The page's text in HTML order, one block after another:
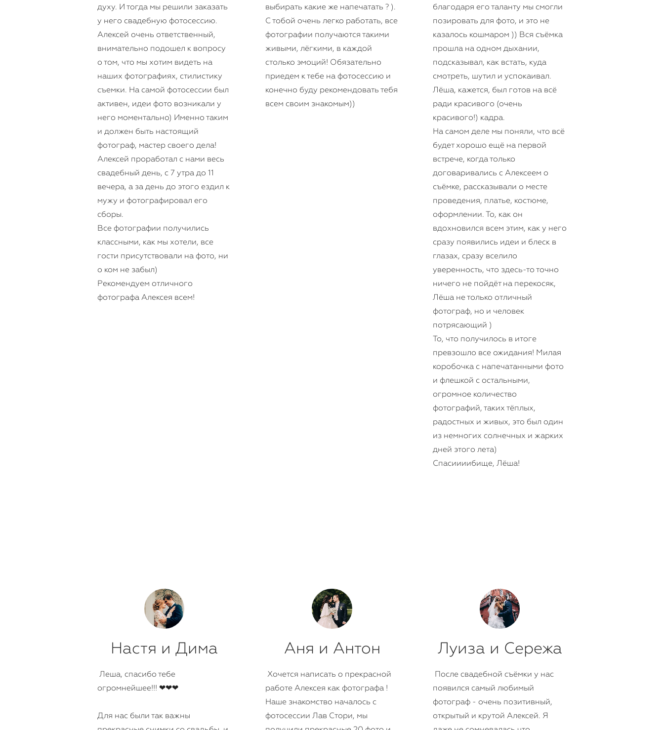
духу. И тогда мы решили заказать
у него свадебную фотосессию.
Алексей очень ответственный,
внимательно подошел к вопросу
о том, что мы хотим видеть на
наших фотографиях, стилистику
съемки. На самой фотосессии был
активен, идеи фото возникали у
него моментально) Именно таким
и должен быть настоящий
фотограф, мастер своего дела!
Алексей проработал с нами весь
свадебный день, с 7 утра до 11
вечера, а за день до этого ездил к
мужу и фотографировал его
сборы.
Все фотографии получились
классными, как мы хотели, все
гости присутствовали на фото, ни
о ком не забыл)
Рекомендуем отличного
фотографа Алексея всем!
выбирать какие же напечатать ? ).
С тобой очень легко работать, все
фотографии получаются такими
живыми, лёгкими, в каждой
столько эмоций! Обязательно
приедем к тебе на фотосессию и
конечно буду рекомендовать тебя
всем своим знакомым))
благодаря его таланту мы смогли
позировать для фото, и это не
казалось кошмаром )) Вся съёмка
прошла на одном дыхании,
подсказывал, как встать, куда
смотреть, шутил и успокаивал.
Лёша, кажется, был готов на всё
ради красивого (очень
красивого!) кадра.
На самом деле мы поняли, что всё
будет хорошо ещё на первой
встрече, когда только
договаривались с Алексеем о
съёмке, рассказывали о месте
проведения, платье, костюме,
оформлении. То, как он
вдохновился всем этим, как у него
сразу появились идеи и блеск в
глазах, сразу вселило
уверенность, что здесь-то точно
ничего не пойдёт на перекосяк,
Лёша не только отличный
фотограф, но и человек
потрясающий )
То, что получилось в итоге
превзошло все ожидания! Милая
коробочка с напечатанными фото
и флешкой с остальными,
огромное количество
фотографий, таких тёплых,
радостных и живых, это был один
из немногих солнечных и жарких
дней этого лета)
Спасиииибище, Лёша!
Настя и Дима
Леша, спасибо тебе
огромнейшее!!! ❤❤❤
Для нас были так важны
Аня и Антон
Хочется написать о прекрасной
работе Алексея как фотографа !
Наше знакомство началось с
фотосессии Лав Стори, мы
Луиза и Сережа
После свадебной съёмки у нас
появился самый любимый
фотограф - очень позитивный,
открытый и крутой Алексей. Я